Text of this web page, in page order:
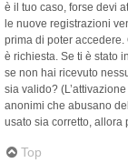
è il tuo caso, forse devi
le nuove registrazioni
prima di poter
è richiesta. Se ti è stato
se non hai ricevuto
sia valido?
anonimi che abusano
usato sia corretto, allora
Top